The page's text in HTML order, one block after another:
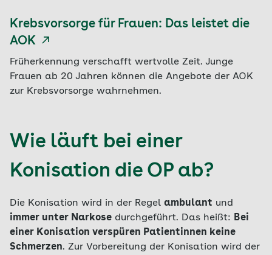
Krebsvorsorge für Frauen: Das leistet die
AOK
Früherkennung verschafft wertvolle Zeit. Junge
Frauen ab 20 Jahren können die Angebote der AOK
zur Krebsvorsorge wahrnehmen.
Wie läuft bei einer
Konisation die OP ab?
Die Konisation wird in der Regel ambulant und
immer unter Narkose durchgeführt. Das heißt: Bei
einer Konisation verspüren Patientinnen keine
Schmerzen. Zur Vorbereitung der Konisation wird der